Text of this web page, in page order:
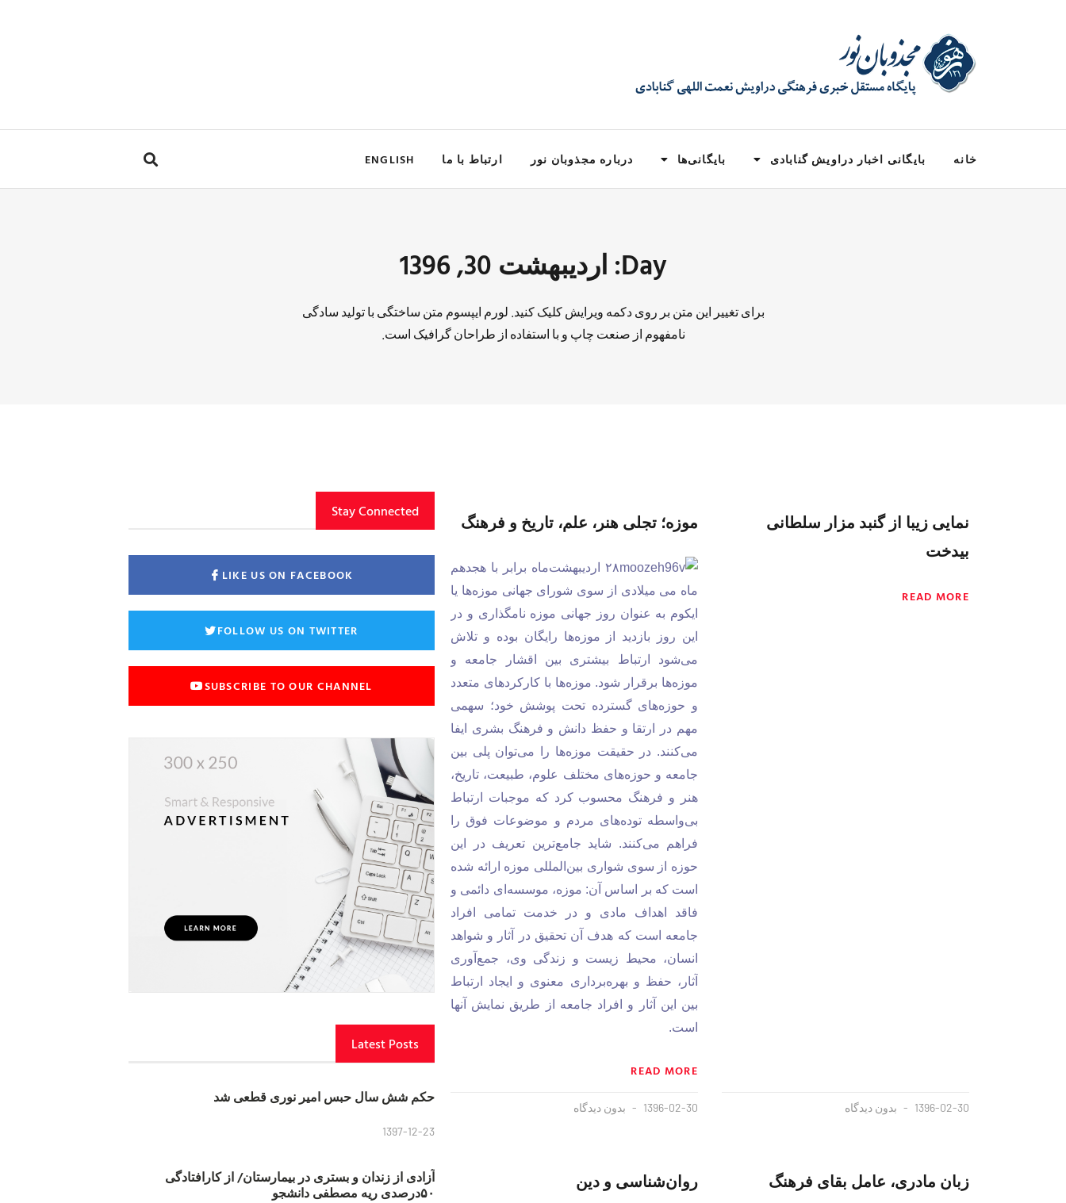
خانه بایگانی اخبار دراویش گنابادی بایگانی‌ها درباره مجذوبان نور ارتباط با ما ENGLISH
Day: اردیبهشت 30, 1396
برای تغییر این متن بر روی دکمه ویرایش کلیک کنید. لورم ایپسوم متن ساختگی با تولید سادگی
نامفهوم از صنعت چاپ و با استفاده از طراحان گرافیک است.
نمایی زیبا از گنبد مزار سلطانی
بیدخت
READ MORE
1396-02-30 بدون دیدگاه
موزه؛ تجلی هنر، علم، تاریخ و فرهنگ
۲۸ اردیبهشت‌ماه برابر با هجدهم
ماه می میلادی از سوی شورای جهانی موزه‌ها یا
ایکوم به عنوان روز جهانی موزه نامگذاری و در
این روز بازدید از موزه‌ها رایگان بوده و تلاش
می‌شود ارتباط بیشتری بین اقشار جامعه و
موزه‌ها برقرار شود. موزه‌ها با کارکردهای متعدد
و حوزه‌های گسترده تحت پوشش خود؛ سهمی
مهم در ارتقا و حفظ دانش و فرهنگ بشری ایفا
می‌کنند. در حقیقت موزه‌ها را می‌توان پلی بین
جامعه و حوزه‌های مختلف علوم، طبیعت، تاریخ،
هنر و فرهنگ محسوب کرد که موجبات ارتباط
بی‌واسطه توده‌های مردم و موضوعات فوق را
فراهم می‌کنند. شاید جامع‌ترین تعریف در این
حوزه از سوی شواری بین‌المللی موزه ارائه شده
است که بر اساس آن: موزه، موسسه‌ای دائمی و
فاقد اهداف مادی و در خدمت تمامی افراد
جامعه است که هدف آن تحقیق در آثار و شواهد
انسان، محیط زیست و زندگی وی، جمع‌آوری
آثار، حفظ و بهره‌برداری معنوی و ایجاد ارتباط
بین این آثار و افراد جامعه از طریق نمایش آنها
است.
READ MORE
1396-02-30 بدون دیدگاه
زبان مادری، عامل بقای فرهنگ روان‌شناسی و دین
Stay Connected
LIKE US ON FACEBOOK
FOLLOW US ON TWITTER
SUBSCRIBE TO OUR CHANNEL
Latest Posts
حکم شش سال حبس امیر نوری قطعی شد
1397-12-23
آزادی از زندان و بستری در بیمارستان/ از کارافتادگی
۵۰درصدی ریه مصطفی دانشجو